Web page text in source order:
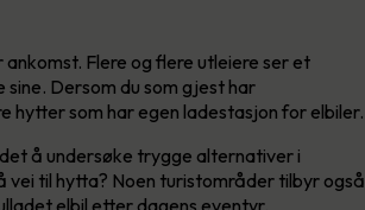
Flere og flere utleiere ser et
Dersom du som gjest har
som har egen ladestasjon for elbiler.
å undersøke trygge alternativer i
til hytta? Noen turistområder tilbyr også
elbil etter dagens eventyr.